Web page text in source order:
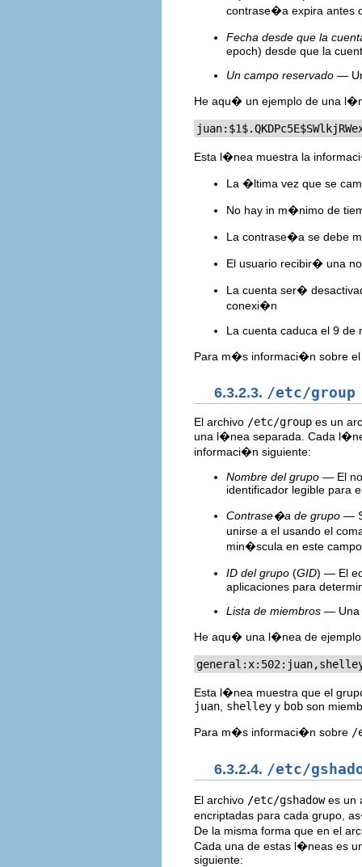
contrase�a expira antes
Fecha desde que la
epoch) desde que la
Un campo reservado —
He aqu� un ejemplo de una
Esta l�nea muestra la
La �ltima vez que se
No hay in m�nimo de
La contrase�a se debe
El usuario recibir� una
La cuenta ser�
conexi�n
La cuenta caduca el 9 de
Para m�s informaci�n sobre
6.3.2.3. /etc/group
El archivo /etc/group es un
una l�nea separada. Cada
informaci�n siguiente:
Nombre del grupo — El
identificador legible para
Contrase�a de grupo —
unirse a el usando el
min�scula en este
ID del grupo (GID) — El
aplicaciones para
Lista de miembros — Una
He aqu� una l�nea de
Esta l�nea muestra que el
juan shelley y bob son
Para m�s informaci�n sobre /
6.3.2.4. /etc/
El archivo /etc/gshadowes un
encriptadas para cada grupo,
De la misma forma que en el
Cada una de estas l�neas es
siguiente: